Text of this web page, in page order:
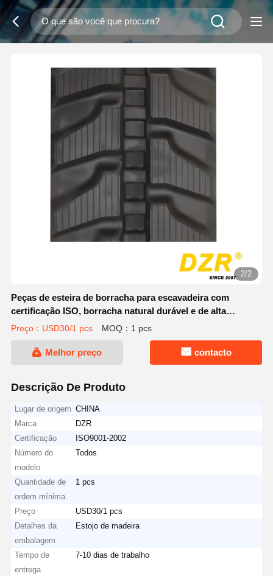
2/2
Peças de esteira de borracha para escavadeira com
certificação ISO, borracha natural durável e de alta
qualidade
Preço：USD30/1 pcs MOQ：1 pcs
Melhor preço contacto
Descrição De Produto
Lugar de origem CHINA
Marca
DZR
Certificação
ISO9001-2002
Número do
modelo
Todos
Quantidade de
ordem mínima
1 pcs
Preço
USD30/1 pcs
Detalhes da
embalagem
Estojo de madeira
Tempo de
entrega
7-10 dias de trabalho